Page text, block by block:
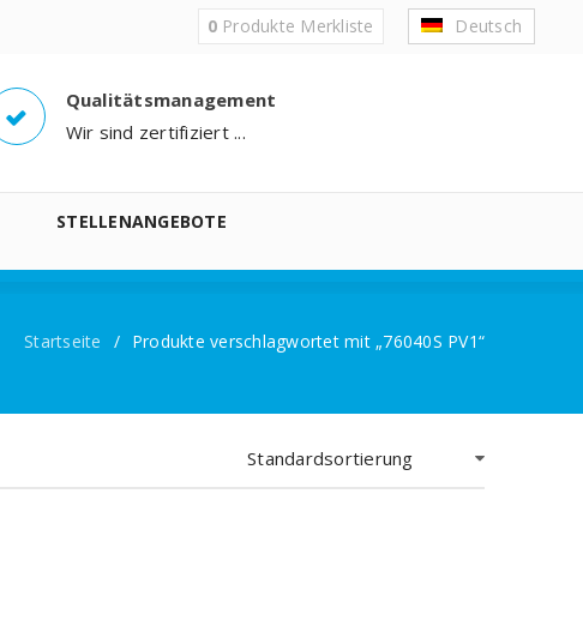
0Produkte Merkliste Deutsch
Qualitätsmanagement
Wir sind zertifiziert ...
STELLENANGEBOTE
Startseite / Produkte verschlagwortet mit „76040S PV1“
Standardsortierung